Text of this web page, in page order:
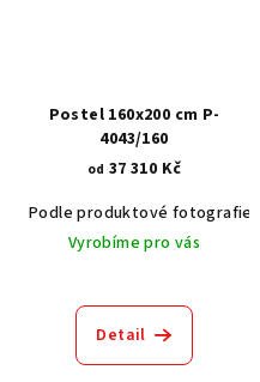
Postel 160x200 cm P-
4043/160
od 37 310 Kč
Podle produktové fotografie
Vyrobíme pro vás
Detail